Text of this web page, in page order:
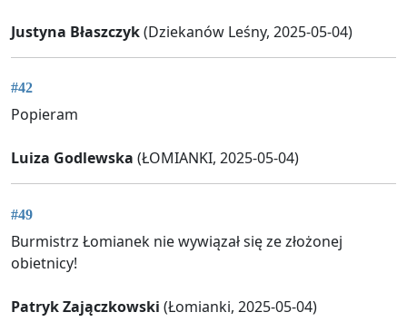
Justyna Błaszczyk(Dziekanów Leśny, 2025-05-04)
#42
Popieram
Luiza Godlewska (ŁOMIANKI, 2025-05-04)
#49
Burmistrz Łomianek nie wywiązał się ze złożonej
obietnicy!
Patryk Zajączkowski (Łomianki, 2025-05-04)